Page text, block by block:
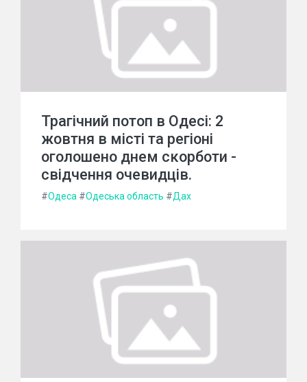
Трагічний потоп в Одесі: 2
жовтня в місті та регіоні
оголошено днем скорботи -
свідчення очевидців.
#Одеса #Одеська область #Дах